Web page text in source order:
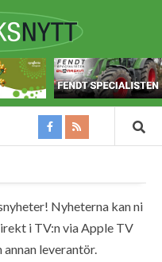
Nyheterna kan ni
i TV:n via Apple TV
leverantör.